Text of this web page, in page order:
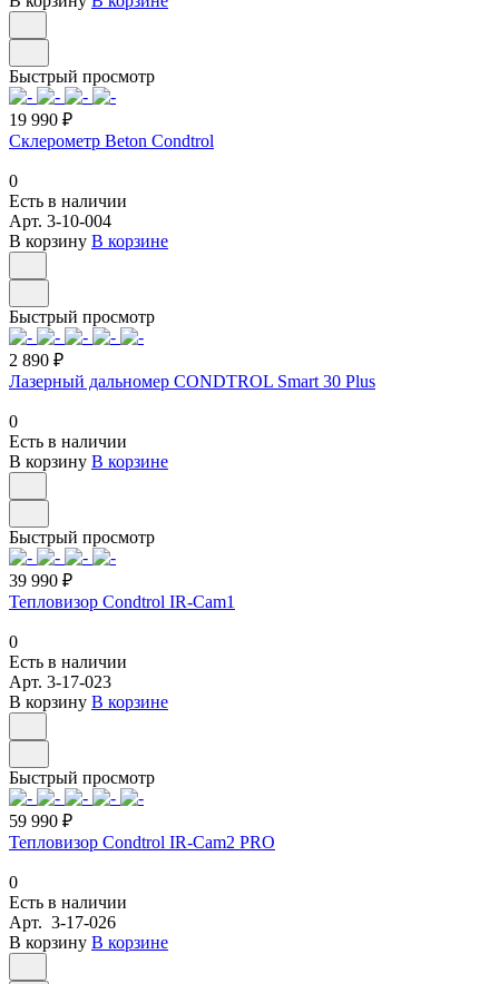
Быстрый просмотр
19 990 ₽
Склерометр Beton Condtrol
0
Есть в наличии
Арт. 3-10-004
В корзину В корзине
Быстрый просмотр
2 890 ₽
Лазерный дальномер CONDTROL Smart 30 Plus
0
Есть в наличии
В корзину В корзине
Быстрый просмотр
39 990 ₽
Тепловизор Condtrol IR-Cam1
0
Есть в наличии
Арт. 3-17-023
В корзину В корзине
Быстрый просмотр
59 990 ₽
Тепловизор Condtrol IR-Cam2 PRO
0
Есть в наличии
Арт. 3-17-026
В корзину В корзине